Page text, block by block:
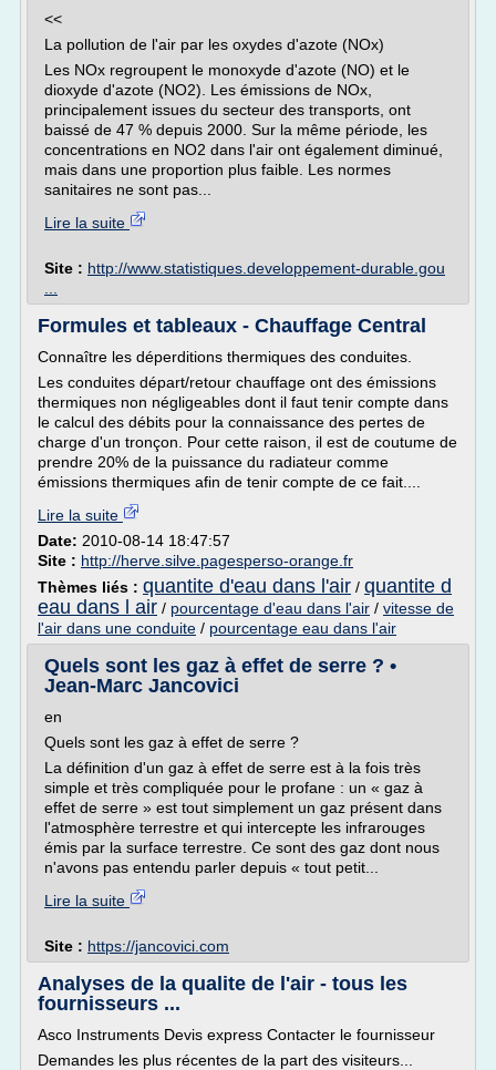
<<
La pollution de l'air par les oxydes d'azote (NOx)
Les NOx regroupent le monoxyde d'azote (NO) et le
dioxyde d'azote (NO2). Les émissions de NOx,
principalement issues du secteur des transports, ont
baissé de 47 % depuis 2000. Sur la même période, les
concentrations en NO2 dans l'air ont également diminué,
mais dans une proportion plus faible. Les normes
sanitaires ne sont pas...
Lire la suite
Site : http://www.statistiques.developpement-durable.gou
Formules et tableaux - Chauffage Central
Connaître les déperditions thermiques des conduites.
Les conduites départ/retour chauffage ont des émissions
thermiques non négligeables dont il faut tenir compte dans
le calcul des débits pour la connaissance des pertes de
charge d'un tronçon. Pour cette raison, il est de coutume de
prendre 20% de la puissance du radiateur comme
émissions thermiques afin de tenir compte de ce fait....
Lire la suite
Date: 2010-08-14 18:47:57
Site : http://herve.silve.pagesperso-orange.fr
Thèmes liés : quantite d'eau dans l'air / quantite d
eau dans l air / pourcentage d'eau dans l'air / vitesse de
l'air dans une conduite / pourcentage eau dans l'air
Quels sont les gaz à effet de serre ? •
Jean-Marc Jancovici
en
Quels sont les gaz à effet de serre ?
La définition d'un gaz à effet de serre est à la fois très
simple et très compliquée pour le profane : un « gaz à
effet de serre » est tout simplement un gaz présent dans
l'atmosphère terrestre et qui intercepte les infrarouges
émis par la surface terrestre. Ce sont des gaz dont nous
n'avons pas entendu parler depuis « tout petit...
Lire la suite
Site : https://jancovici.com
Analyses de la qualite de l'air - tous les
fournisseurs ...
Asco Instruments Devis express Contacter le fournisseur
Demandes les plus récentes de la part des visiteurs...